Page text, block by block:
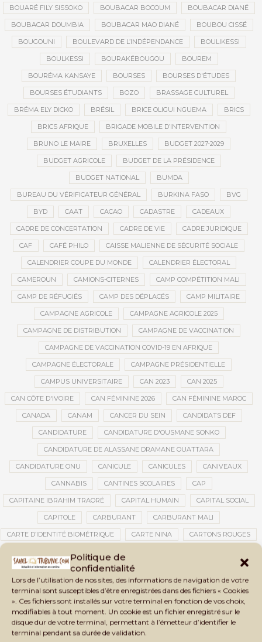
Politique de
confidentialité
Lors de l’utilisation de nos sites, des informations de navigation de votre
terminal sont susceptibles d’être enregistrées dans des fichiers « Cookies
». Ces fichiers sont installés sur votre terminal en fonction de vos choix,
modifiables à tout moment. Un cookie est un fichier enregistré sur le
disque dur de votre terminal, permettant à l’émetteur d’identifier le
terminal pendant sa durée de validation.
BOUARÉ FILY SISSOKO BOUBACAR BOCOUM BOUBACAR DIANÉ
BOUBACAR DOUMBIA BOUBACAR MAO DIANÉ BOUBOU CISSÉ
BOUGOUNI BOULEVARD DE L’INDÉPENDANCE BOULIKESSI
BOULKESSI BOURAKÉBOUGOU BOUREM
BOURÉMA KANSAYE BOURSES BOURSES D'ÉTUDES
BOURSES ÉTUDIANTS BOZO BRASSAGE CULTUREL
BRÉMA ELY DICKO BRÉSIL BRICE OLIGUI NGUEMA BRICS
BRICS AFRIQUE BRIGADE MOBILE D’INTERVENTION
BRUNO LE MAIRE BRUXELLES BUDGET 2027-2029
BUDGET AGRICOLE BUDGET DE LA PRÉSIDENCE
BUDGET NATIONAL BUMDA
BUREAU DU VÉRIFICATEUR GÉNÉRAL BURKINA FASO BVG
BYD CAAT CACAO CADASTRE CADEAUX
CADRE DE CONCERTATION CADRE DE VIE CADRE JURIDIQUE
CAF CAFÉ PHILO CAISSE MALIENNE DE SÉCURITÉ SOCIALE
CALENDRIER COUPE DU MONDE CALENDRIER ÉLECTORAL
CAMEROUN CAMIONS-CITERNES CAMP COMPÉTITION MALI
CAMP DE RÉFUGIÉS CAMP DES DÉPLACÉS CAMP MILITAIRE
CAMPAGNE AGRICOLE CAMPAGNE AGRICOLE 2025
CAMPAGNE DE DISTRIBUTION CAMPAGNE DE VACCINATION
CAMPAGNE DE VACCINATION COVID-19 EN AFRIQUE
CAMPAGNE ÉLECTORALE CAMPAGNE PRÉSIDENTIELLE
CAMPUS UNIVERSITAIRE CAN 2023 CAN 2025
CAN CÔTE D'IVOIRE CAN FÉMININE 2026 CAN FÉMININE MAROC
CANADA CANAM CANCER DU SEIN CANDIDATS DEF
CANDIDATURE CANDIDATURE D'OUSMANE SONKO
CANDIDATURE DE ALASSANE DRAMANE OUATTARA
CANDIDATURE ONU CANICULE CANICULES CANIVEAUX
CANNABIS CANTINES SCOLAIRES CAP
CAPITAINE IBRAHIM TRAORÉ CAPITAL HUMAIN CAPITAL SOCIAL
CAPITOLE CARBURANT CARBURANT MALI
CARTE D’IDENTITÉ BIOMÉTRIQUE CARTE NINA CARTONS ROUGES
CATASTROPHES CLIMATIQUES
CAUTION 10 000 DOLLARS CAUTION DE VISA CDAT CECOGEC
CEDEAO CÉDÉAO CEI CÉLÉBRATION NATIONALE CEMAC
CEMAPI CEN-SNESUP CENOU CENSURE
CENTRAFRIQUE CENTRALE SOLAIRE